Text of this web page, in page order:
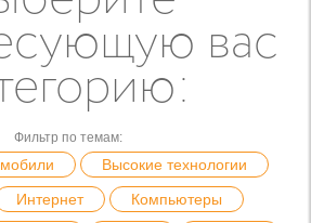
вас
:
Фильтр по темам:
Высокие технологии
Интернет
Компьютеры